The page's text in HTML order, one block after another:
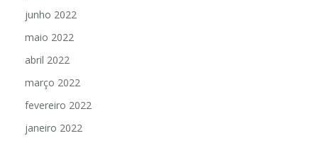
junho 2022
maio 2022
abril 2022
março 2022
fevereiro 2022
janeiro 2022